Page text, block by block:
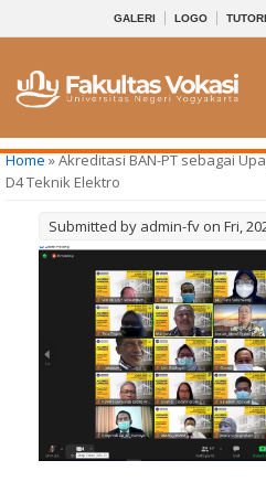
GALERI LOGO
You are here
Home» Akreditasi BAN-PT sebagai
D4 Teknik Elektro
Submitted by admin-fv on Fri,